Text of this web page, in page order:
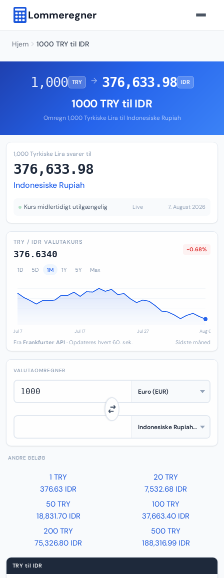
Lommeregner
Hjem 1000 TRY til IDR
1,000 TRY → 376,633.98 IDR
1000 TRY til IDR
Omregn 1,000 Tyrkiske Lira til Indonesiske Rupiah
1,000 Tyrkiske Lira svarer til
376,633.98
Indonesiske Rupiah
Kurs midlertidigt utilgængelig Live 7. August 2026
TRY / IDR VALUTAKURS
376.6340 -0.68%
1D 5D 1M 1Y 5Y Max
Fra Frankfurter API · Opdateres hvert 60. sek. Sidste måned
VALUTAOMREGNER
ANDRE BELØB
1 TRY
376.63 IDR
20 TRY
7,532.68 IDR
50 TRY
18,831.70 IDR
100 TRY
37,663.40 IDR
200 TRY
75,326.80 IDR
500 TRY
188,316.99 IDR
TRY til IDR